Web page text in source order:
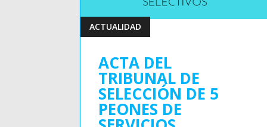
ACTA DEL
TRIBUNAL DE
SELECCIÓN DE 5
PEONES DE
ACTUALIDAD